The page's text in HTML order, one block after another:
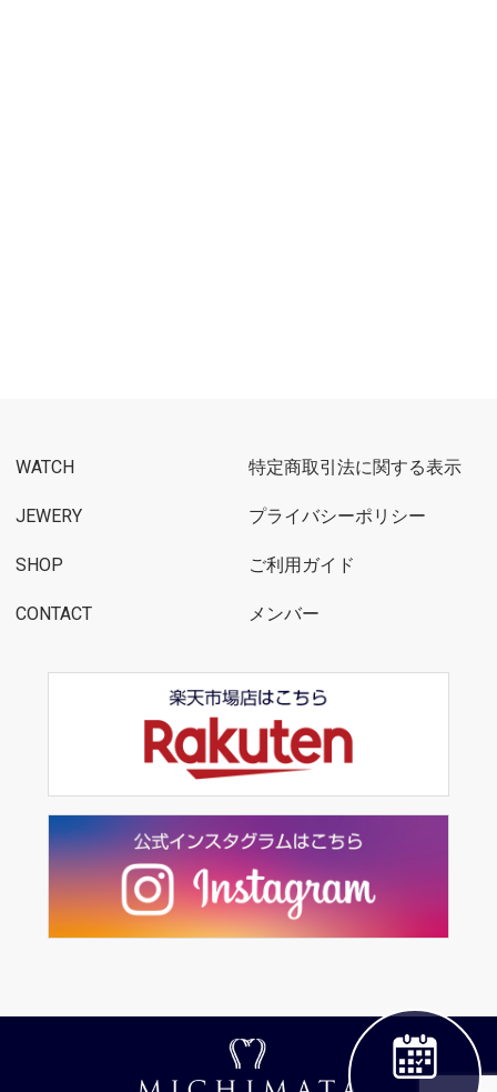
WATCH
JEWERY
SHOP
CONTACT
特定商取引法に関する表示
プライバシーポリシー
ご利用ガイド
メンバー